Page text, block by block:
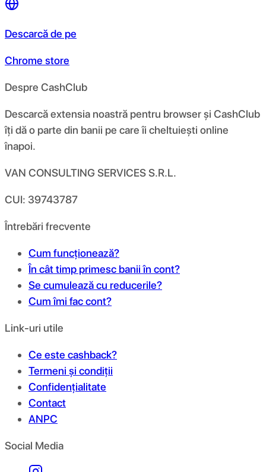
Descarcă de pe
Chrome store
Despre CashClub
Descarcă extensia noastră pentru browser și CashClub
îți dă o parte din banii pe care îi cheltuiești online
înapoi.
VAN CONSULTING SERVICES S.R.L.
CUI: 39743787
Întrebări frecvente
Cum funcționează?
În cât timp primesc banii în cont?
Se cumulează cu reducerile?
Cum îmi fac cont?
Link-uri utile
Ce este cashback?
Termeni și condiții
Confidențialitate
Contact
ANPC
Social Media